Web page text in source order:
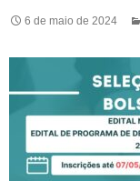
6 de maio de 2024